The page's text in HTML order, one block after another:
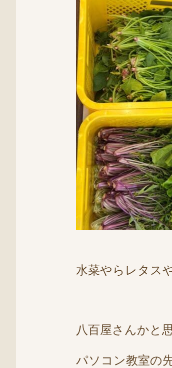
水菜やらレタス
八百屋さんかと
パソコン教室の